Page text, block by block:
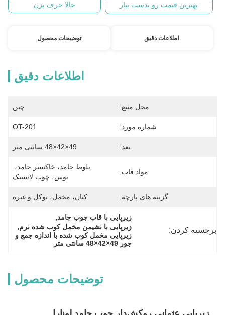
بهترین قیمت رو بدست بیار حالا حرف بزن
اطلاعات دقیق توضیحات محصول
اطلاعات دقیق
محل منبع: چین
شماره مورد: OT-201
بعد: 49×42×48 سانتی متر
مواد قاب:
توس، چوب لاستیک
گزینه های پارچه: کتان، مخمل، بوکل و غیره
برجسته کردن:
زیرپایی با قاب چوب جامد,
زیرپایی با نشیمن مخمل کوب شده نرم,
جور 49×42×48 سانتی متر
توضیحات محصول